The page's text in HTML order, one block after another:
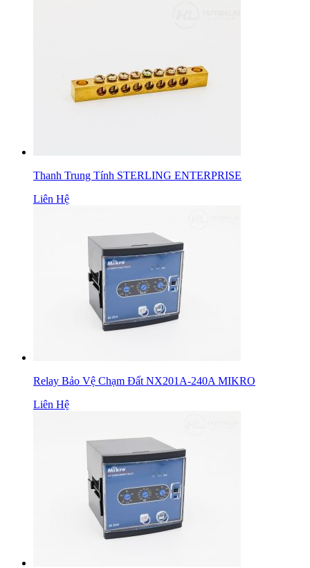
Thanh Trung Tính STERLING ENTERPRISE
Liên Hệ
Relay Bảo Vệ Chạm Đất NX201A-240A MIKRO
Liên Hệ